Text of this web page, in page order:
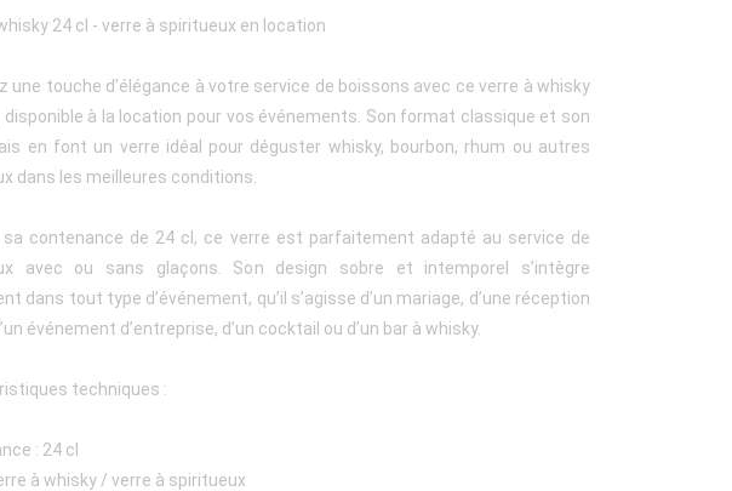
24 cl - verre à spiritueux en location
une touche d’élégance à votre service de boissons avec ce verre à whisky
disponible à la location pour vos événements. Son format classique et son
en font un verre idéal pour déguster whisky, bourbon, rhum ou autres
dans les meilleures conditions.
sa contenance de 24 cl, ce verre est parfaitement adapté au service de
avec ou sans glaçons. Son design sobre et intemporel s’intègre
dans tout type d’événement, qu’il s’agisse d’un mariage, d’une réception
événement d’entreprise, d’un cocktail ou d’un bar à whisky.
techniques :
: 24 cl
à whisky / verre à spiritueux